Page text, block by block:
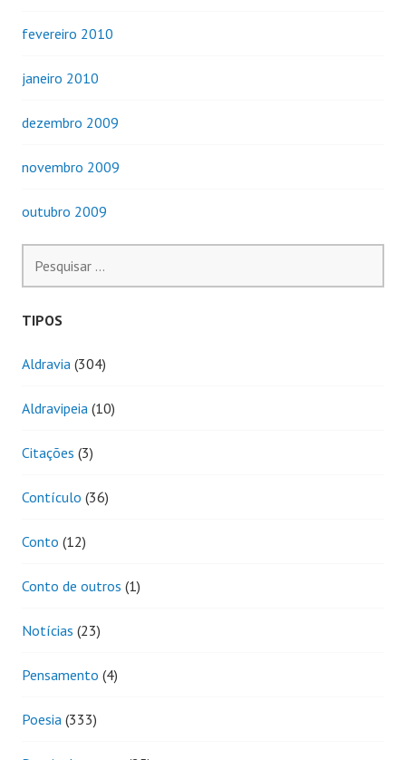
fevereiro 2010
janeiro 2010
dezembro 2009
novembro 2009
outubro 2009
por:
TIPOS
Aldravia (304)
Aldravipeia (10)
Citações (3)
Contículo (36)
Conto (12)
Conto de outros (1)
Notícias (23)
Pensamento (4)
Poesia (333)